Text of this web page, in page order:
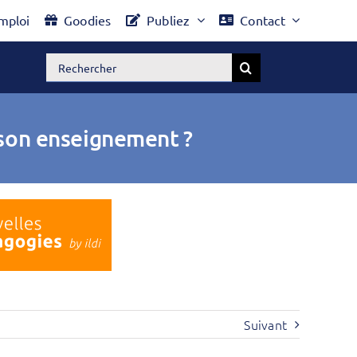
Goodies Publiez Contact
Rechercher:
enseignement ?
Suivant